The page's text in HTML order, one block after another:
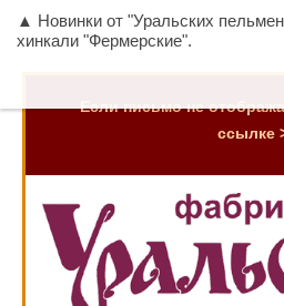
▲ Новинки от "Уральских
хинкали "Фермерские".
Если письмо не
ссылке